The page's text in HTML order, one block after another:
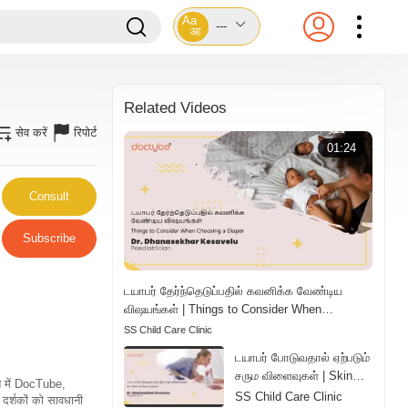
Aa
आ
---
सेव करें रिपोर्ट
Consult
Subscribe
में DocTube,
को सावधानी
Related Videos
01:24
டயாபர் தேர்ந்தெடுப்பதில் கவனிக்க வேண்டிய
விஷயங்கள் | Things to Consider When
Choosing a Diaper | Tamil
SS Child Care Clinic
டயாபர் போடுவதால் ஏற்படும்
சரும விளைவுகள் | Skin
Effects of Wearing
SS Child Care Clinic